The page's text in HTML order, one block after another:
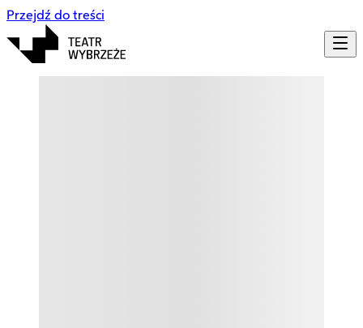
Przejdź do treści